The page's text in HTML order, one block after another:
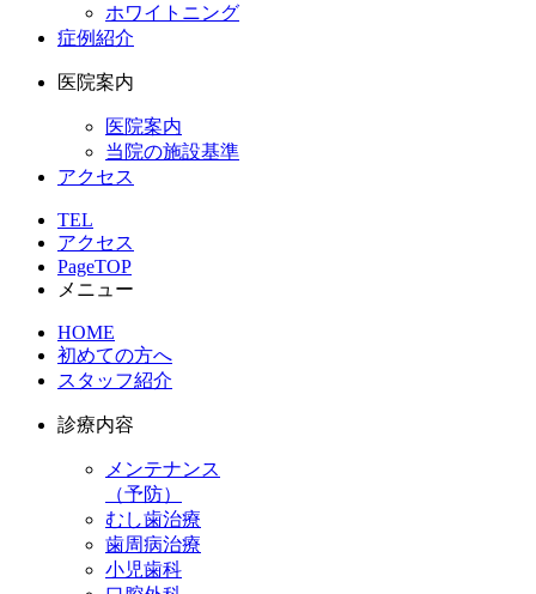
ホワイトニング
症例紹介
医院案内
医院案内
当院の施設基準
アクセス
TEL
アクセス
PageTOP
メニュー
HOME
初めての方へ
スタッフ紹介
診療内容
メンテナンス
（予防）
むし歯治療
歯周病治療
小児歯科